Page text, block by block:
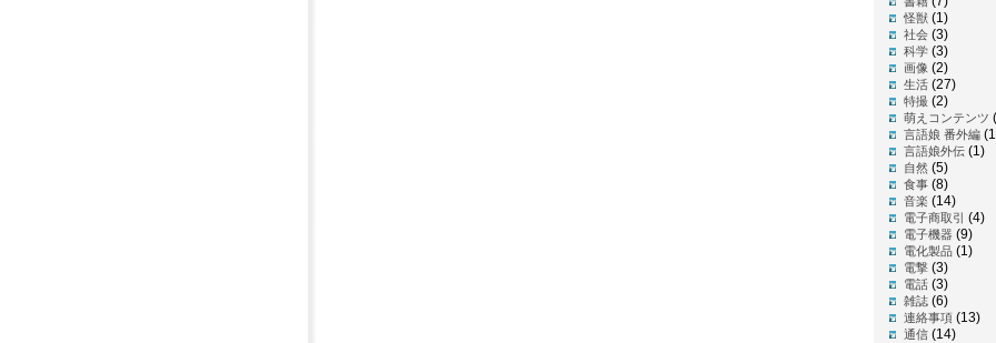
怪獣 (1)
社会 (3)
科学 (3)
画像 (2)
生活 (27)
特撮 (2)
萌えコンテンツ
言語娘 番外編
言語娘外伝 (1)
自然 (5)
食事 (8)
音楽 (14)
電子商取引 (4)
電子機器 (9)
電化製品 (1)
電撃 (3)
電話 (3)
雑誌 (6)
連絡事項 (13)
通信 (14)